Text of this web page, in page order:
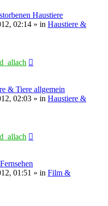
Haustiere
02:14 » in Haustiere &
& Tiere allgemein
02:03 » in Haustiere &
01:51 » in Film &